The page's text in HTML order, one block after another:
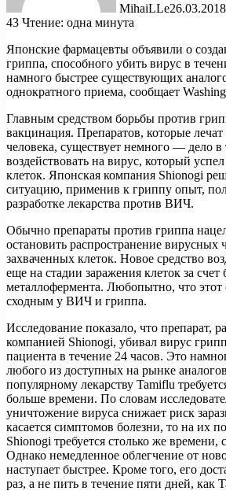
MihaiLLe26.03.2018
43 Чтение: одна минута
Японские фармацевты объявили о
гриппа, способного убить вирус в
намного быстрее существующих
однократного приема, сообщает
Главным средством борьбы против
вакцинация. Препаратов, которые
человека, существует немного — дело
воздействовать на вирус, который
клеток. Японская компания Shionogi
ситуацию, применив к гриппу опыт,
разработке лекарства против ВИЧ.
Обычно препараты против гриппа
остановить распространение вирусных
захваченных клеток. Новое средство
еще на стадии заражения клеток за счет
металлофермента. Любопытно, что этот
сходным у ВИЧ и гриппа.
Исследование показало, что препарат,
компанией Shionogi, убивал вирус
пациента в течение 24 часов. Это
любого из доступных на рынке
популярному лекарству Tamiflu
больше времени. По словам
уничтожение вируса снижает риск
касается симптомов болезни, то на их
Shionogi требуется столько же времени,
Однако немедленное облегчение от
наступает быстрее. Кроме того, его
раз, а не пить в течение пяти дней, как